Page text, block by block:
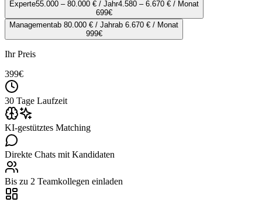
Experte55.000 – 80.000 € / Jahr4.580 – 6.670 € / Monat
699€
Managementab 80.000 € / Jahrab 6.670 € / Monat
999€
Ihr Preis
399€
30 Tage Laufzeit
KI-gestütztes Matching
Direkte Chats mit Kandidaten
Bis zu 2 Teamkollegen einladen